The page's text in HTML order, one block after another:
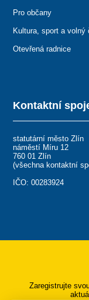
Kontaktní
statutární město Zlín
náměstí Míru 12
760 01 Zlín
(všechna kontaktní
IČO: 00283924
Pro občany
Kultura, sport a volný
Otevřená radnice
Zaregistrujte